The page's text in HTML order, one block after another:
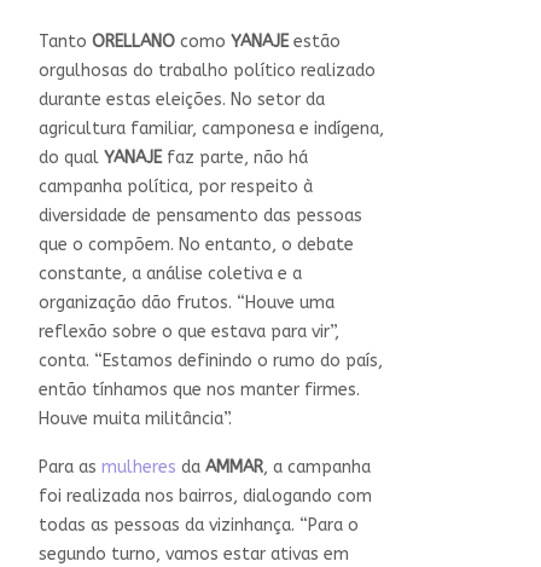
Tanto ORELLANOcomo YANAJEestão
orgulhosas do trabalho político realizado
durante estas eleições. No setor da
agricultura familiar, camponesa e indígena,
do qual YANAJEfaz parte, não há
campanha política, por respeito à
diversidade de pensamento das pessoas
que o compõem. No entanto, o debate
constante, a análise coletiva e a
organização dão frutos. “Houve uma
reflexão sobre o que estava para vir”,
conta. “Estamos definindo o rumo do país,
então tínhamos que nos manter firmes.
Houve muita militância”.
Para as mulheres da AMMAR, a campanha
foi realizada nos bairros, dialogando com
todas as pessoas da vizinhança. “Para o
segundo turno, vamos estar ativas em